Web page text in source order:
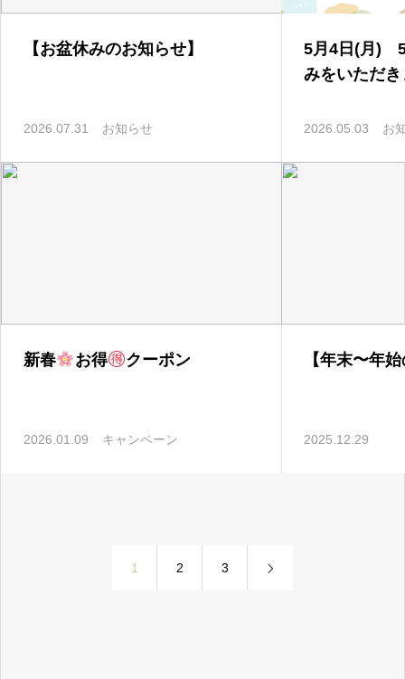
【お盆休みのお知らせ】
2026.07.31 お知らせ
5月4日(月)
みをいただ
2026.05.03 お
新春 お得 クーポン
2026.01.09 キャンペーン
【年末〜年
2025.12.29
1 2 3